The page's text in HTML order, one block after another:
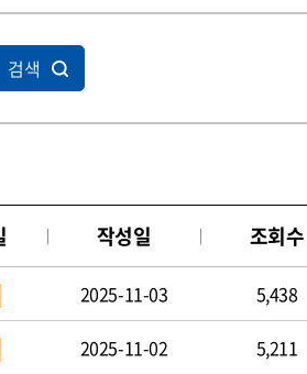
검색
작성일 조회수
2025-11-03 5,438
2025-11-02 5,211